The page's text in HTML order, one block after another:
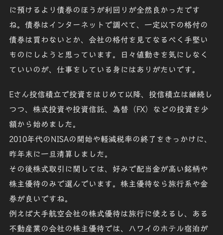
に預けるより債券のほうが利回りが全然良かったです
ね。債券はインターネットで調べて、一定以下の格付の
債券は買わないとか、会社の格付を見てなるべく手堅い
ものにしようと思っています。日々値動きを気にしなく
ていいのが、仕事をしている身にはありがたいです。
Eさん投信積立で投資をはじめて以降、投信積立は継続し
つつ、株式投資や投資信託、為替（FX）などの投資を少
額から始めました。
2010年代のNISAの開始や軽減税率の終了をきっかけに、
昨年末に一旦清算しました。
その後株式取引に関しては、好みで配当金が高い銘柄や
株主優待のみで選んでいます。株主優待なら旅行系や金
券が良いですね。
例えば大手航空会社の株式優待は旅行に使えるし、ある
不動産業の会社の株主優待では、ハワイのホテル宿泊が